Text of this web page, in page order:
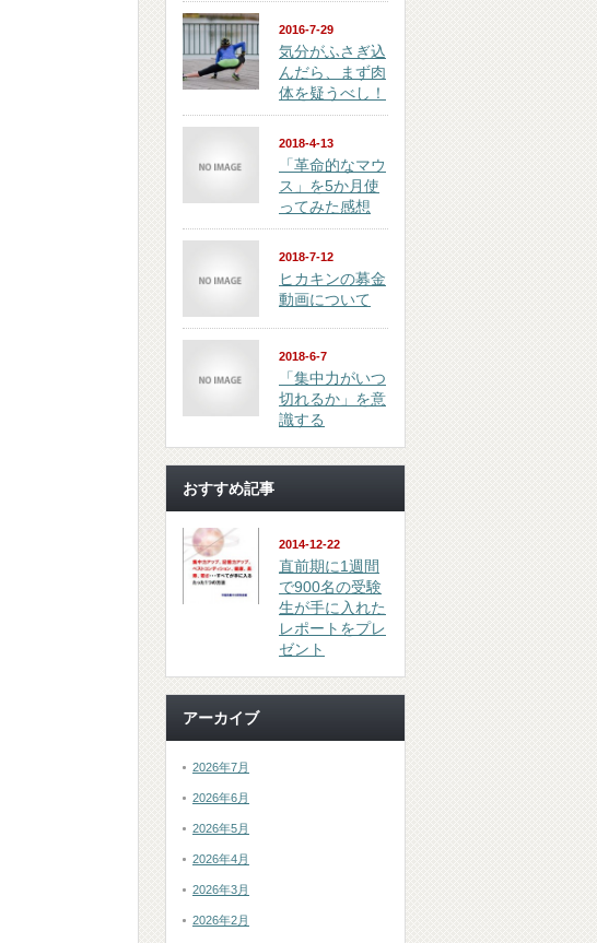
2016-7-29
気分がふさぎ込
んだら、まず肉
体を疑うべし！
2018-4-13
「革命的なマウ
ス」を5か月使
ってみた感想
2018-7-12
ヒカキンの募金
動画について
2018-6-7
「集中力がいつ
切れるか」を意
識する
おすすめ記事
2014-12-22
直前期に1週間
で900名の受験
生が手に入れた
レポートをプレ
ゼント
アーカイブ
2026年7月
2026年6月
2026年5月
2026年4月
2026年3月
2026年2月